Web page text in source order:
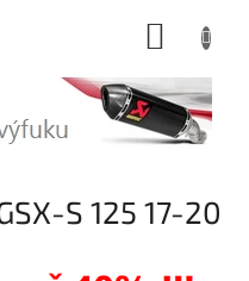
S 125 17-20